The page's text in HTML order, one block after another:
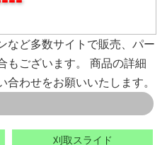
など多数サイトで販売、パー
もございます。 商品の詳細
わせをお願いいたします。
刈取スライド